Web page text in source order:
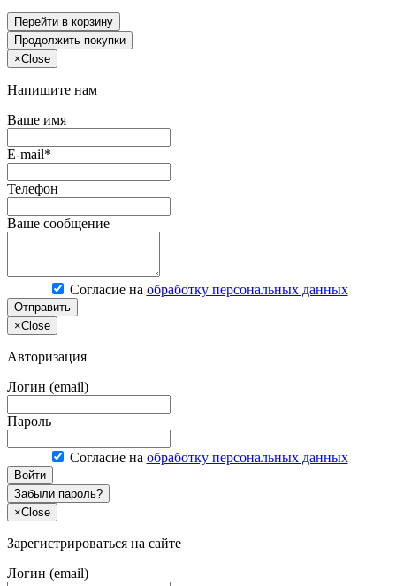
Перейти в корзину
Продолжить покупки
×Close
Напишите нам
Ваше имя
E-mail*
Телефон
Ваше сообщение
Согласие на обработку персональных данных
Отправить
×Close
Авторизация
Логин (email)
Пароль
Согласие на обработку персональных данных
Войти
Забыли пароль?
×Close
Зарегистрироваться на сайте
Логин (email)